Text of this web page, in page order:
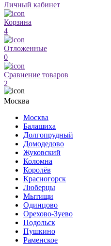
Личный кабинет
Корзина
4
Отложенные
0
Сравнение товаров
2
Москва
Москва
Балашиха
Долгопрудный
Домодедово
Жуковский
Коломна
Королёв
Красногорск
Люберцы
Мытищи
Одинцово
Орехово-Зуево
Подольск
Пушкино
Раменское